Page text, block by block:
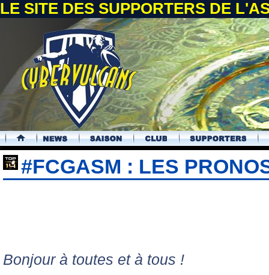
LE SITE DES SUPPORTERS DE
.
#FCGASM : LES
Bonjour à toutes et à tous !